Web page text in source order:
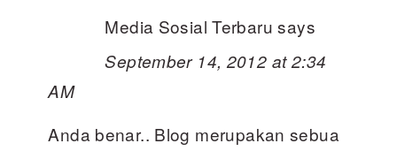
Media Sosial Terbaru says
September 14, 2012 at 2:34
AM
Anda benar.. Blog merupakan sebua